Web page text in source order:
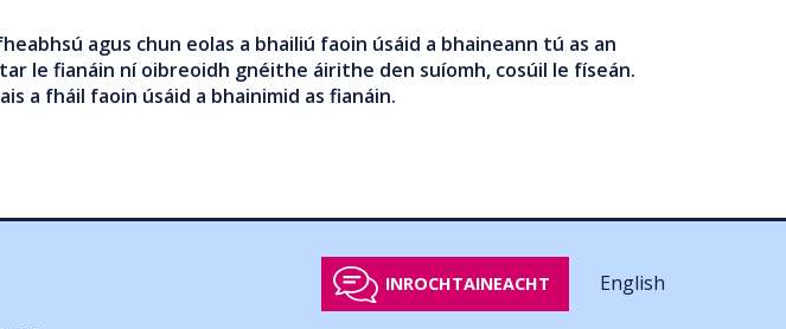
agus chun eolas a bhailiú faoin úsáid a bhaineann tú as an
le fianáin ní oibreoidh gnéithe áirithe den suíomh, cosúil le físeán.
a fháil faoin úsáid a bhainimid as fianáin.
INROCHTAINEACHT English